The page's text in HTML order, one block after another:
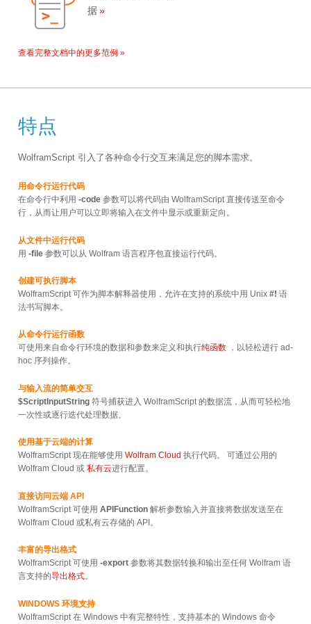
据
查看完整文档中的更多范例 »
特点
WolframScript 引入了各种命令行交互来满足您的脚本需求。
用命令行运行代码
在命令行中利用 -code 参数可以将代码由 WolframScript 直接传送至命令
行，从而让用户可以立即将输入在文件中显示或重新定向。
从文件中运行代码
用 -file 参数可以从 Wolfram 语言程序包直接运行代码。
创建可执行脚本
WolframScript 可作为脚本解释器使用，允许在支持的系统中用 Unix #! 语
法书写脚本。
从命令行运行函数
可使用来自命令行环境的数据和参数来定义和执行纯函数 ，以轻松进行 ad-
hoc 序列操作。
与输入流的简单交互
$ScriptInputString 符号捕获进入 WolframScript 的数据流，从而可轻松地
一次性或逐行迭代处理数据。
使用基于云端的计算
WolframScript 现在能够使用 Wolfram Cloud 执行代码。 可通过公用的
Wolfram Cloud 或 私有云进行配置。
直接访问云端 API
WolframScript 可使用 APIFunction 解析参数输入并直接将数据发送至在
Wolfram Cloud 或私有云存储的 API。
丰富的导出格式
WolframScript 可使用 -export 参数将其数据转换和输出至任何 Wolfram 语
言支持的导出格式。
WINDOWS 环境支持
WolframScript 在 Windows 中有完整特性，支持基本的 Windows 命令